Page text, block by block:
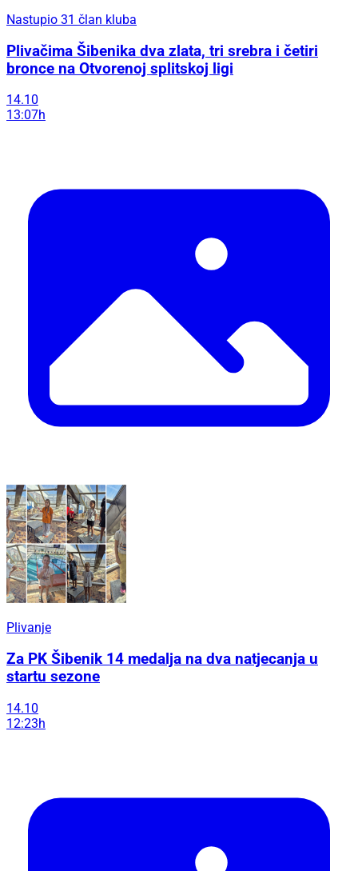
Nastupio 31 član kluba
Plivačima Šibenika dva zlata, tri srebra i četiri
bronce na Otvorenoj splitskoj ligi
14.10
13:07h
Plivanje
Za PK Šibenik 14 medalja na dva natjecanja u
startu sezone
14.10
12:23h